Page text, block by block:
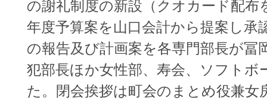
の謝礼制度の新設（クオカード配布
年度予算案を山口会計から提案し承
の報告及び計画案を各専門部長が冨
犯部長ほか女性部、寿会、ソフトボ
た。閉会挨拶は町会のまとめ役兼女